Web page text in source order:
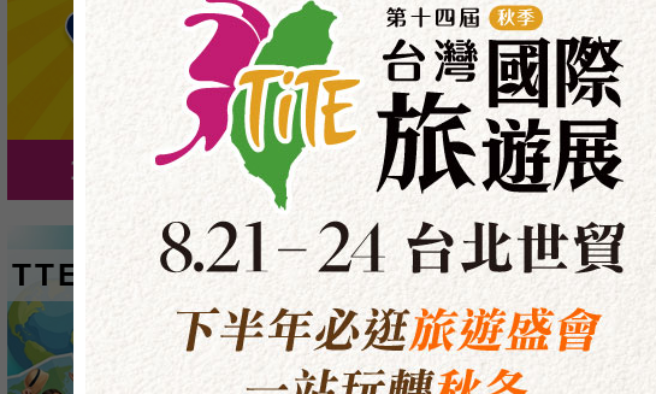
130元｜立即購票 舞台時刻
TTE大會舞台活動 環遊旅展集章趣